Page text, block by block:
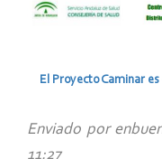
Centro
de
Chica
El Proyecto Caminar
Enviado por
11:27